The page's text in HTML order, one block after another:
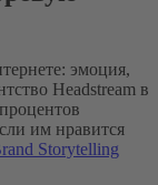
эмоция,
Headstream в
им нравится
Storytelling